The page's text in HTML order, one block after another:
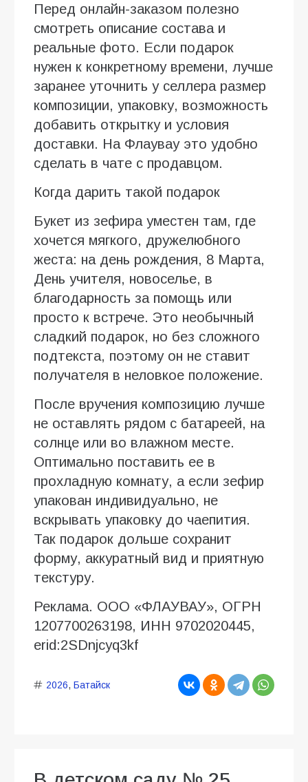
Перед онлайн-заказом полезно
смотреть описание состава и
реальные фото. Если подарок
нужен к конкретному времени, лучше
заранее уточнить у селлера размер
композиции, упаковку, возможность
добавить открытку и условия
доставки. На Флаувау это удобно
сделать в чате с продавцом.
Когда дарить такой подарок
Букет из зефира уместен там, где
хочется мягкого, дружелюбного
жеста: на день рождения, 8 Марта,
День учителя, новоселье, в
благодарность за помощь или
просто к встрече. Это необычный
сладкий подарок, но без сложного
подтекста, поэтому он не ставит
получателя в неловкое положение.
После вручения композицию лучше
не оставлять рядом с батареей, на
солнце или во влажном месте.
Оптимально поставить ее в
прохладную комнату, а если зефир
упакован индивидуально, не
вскрывать упаковку до чаепития.
Так подарок дольше сохранит
форму, аккуратный вид и приятную
текстуру.
Реклама. ООО «ФЛАУВАУ», ОГРН
1207700263198, ИНН 9702020445,
erid:2SDnjcyq3kf
2026, Батайск